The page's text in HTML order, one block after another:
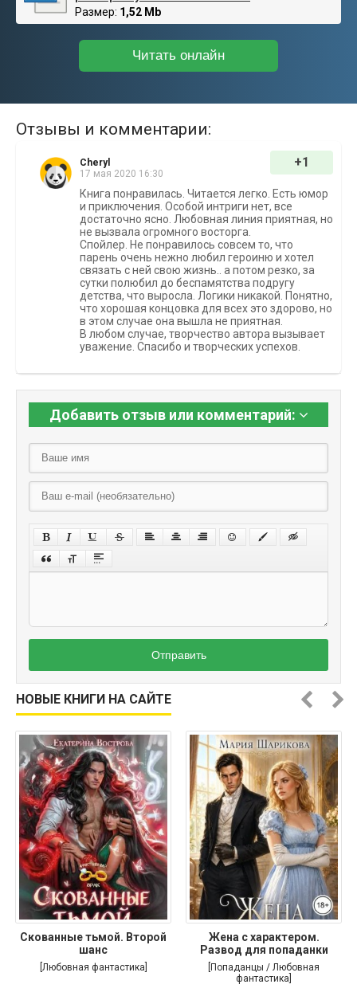
Размер: 1,52 Mb
Читать онлайн
Отзывы и комментарии:
Cheryl
17 мая 2020 16:30
+1
Книга понравилась. Читается легко. Есть юмор
и приключения. Особой интриги нет, все
достаточно ясно. Любовная линия приятная, но
не вызвала огромного восторга.
Спойлер. Не понравилось совсем то, что
парень очень нежно любил героиню и хотел
связать с ней свою жизнь.. а потом резко, за
сутки полюбил до беспамятства подругу
детства, что выросла. Логики никакой. Понятно,
что хорошая концовка для всех это здорово, но
в этом случае она вышла не приятная.
В любом случае, творчество автора вызывает
уважение. Спасибо и творческих успехов.
Добавить отзыв или комментарий:
Отправить
НОВЫЕ КНИГИ НА САЙТЕ
Скованные тьмой. Второй
шанс
[Любовная фантастика]
Жена с характером.
Развод для попаданки
[Попаданцы / Любовная
фантастика]